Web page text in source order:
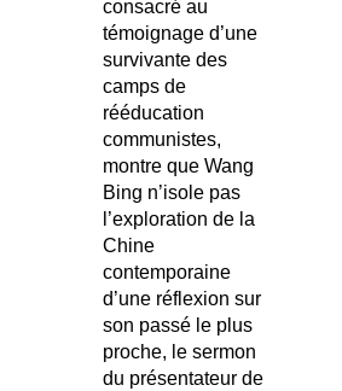
consacré au
témoignage d’une
survivante des
camps de
rééducation
communistes,
montre que Wang
Bing n’isole pas
l’exploration de la
Chine
contemporaine
d’une réflexion sur
son passé le plus
proche, le sermon
du présentateur de